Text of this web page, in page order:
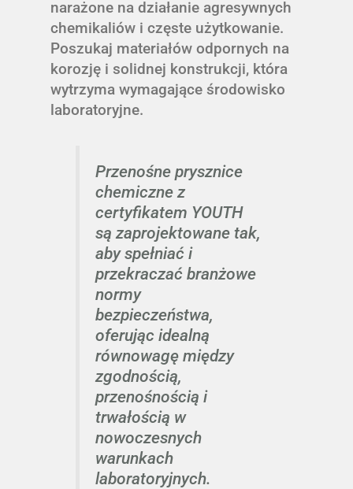
narażone na działanie agresywnych
chemikaliów i częste użytkowanie.
Poszukaj materiałów odpornych na
korozję i solidnej konstrukcji, która
wytrzyma wymagające środowisko
laboratoryjne.
Przenośne prysznice
chemiczne z
certyfikatem YOUTH
są zaprojektowane tak,
aby spełniać i
przekraczać branżowe
normy
bezpieczeństwa,
oferując idealną
równowagę między
zgodnością,
przenośnością i
trwałością w
nowoczesnych
warunkach
laboratoryjnych.